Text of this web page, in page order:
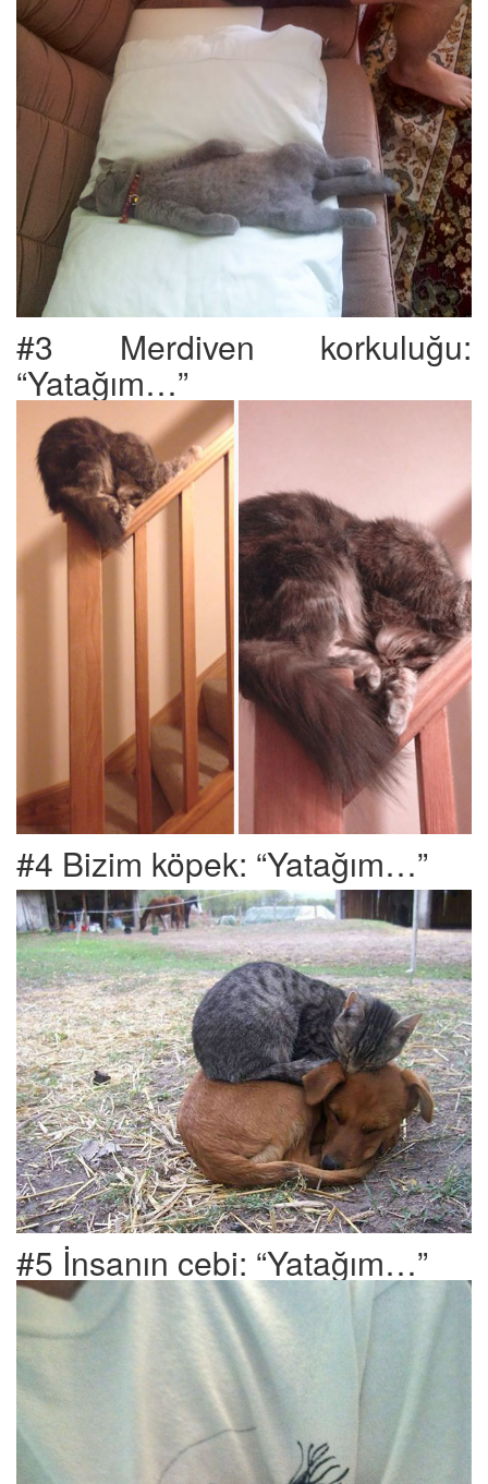
#3 Merdiven korkuluğu:
“Yatağım…”
#4 Bizim köpek: “Yatağım…”
#5 İnsanın cebi: “Yatağım…”